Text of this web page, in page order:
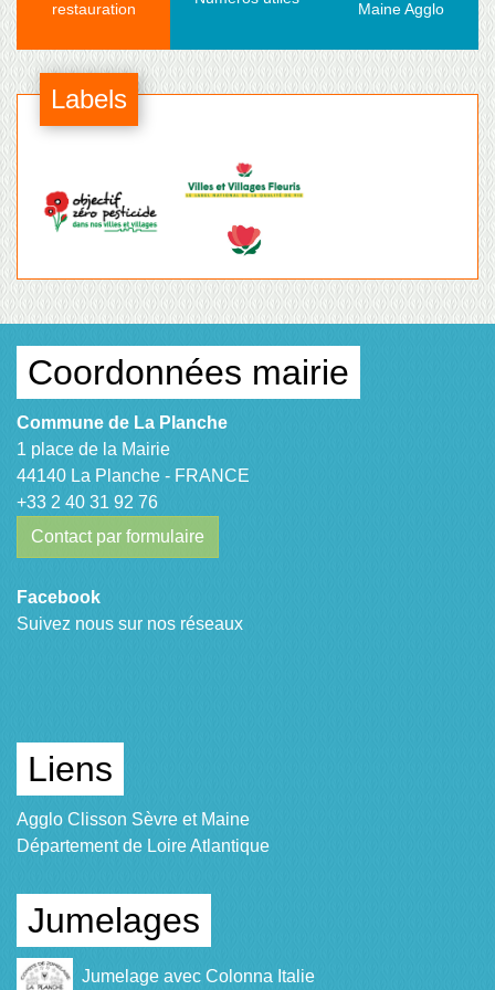
restauration
Maine Agglo
Labels
Coordonnées mairie
Commune de La Planche
1 place de la Mairie
44140 La Planche - FRANCE
+33 2 40 31 92 76
Contact par formulaire
Facebook
Suivez nous sur nos réseaux
Liens
Agglo Clisson Sèvre et Maine
Département de Loire Atlantique
Jumelages
Jumelage avec Colonna Italie